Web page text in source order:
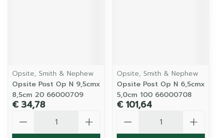
Opsite, Smith & Nephew
Opsite Post Op N 9,5cmx
8,5cm 20 66000709
€ 34,78
Opsite, Smith & Nephew
Opsite Post Op N 6,5cmx
5,0cm 100 66000708
€ 101,64